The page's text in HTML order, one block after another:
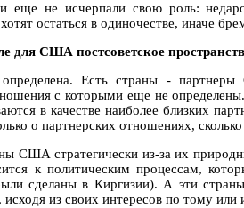
еще не исчерпали свою роль:
остаться в одиночестве, иначе
для США постсоветское
Есть страны -
с которыми еще не
в качестве наиболее близких
о партнерских отношениях,
США стратегически из-за их
к политическим процессам,
сделаны в Киргизии). А эти
из своих интересов по тому или